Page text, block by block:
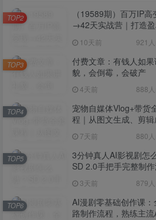
（19589期）百万IP高
→42天实战营｜打造
域转化批量成交积累客
例
10天前 921
TOP2
付费文章：有钱人如
貌，会倒霉，会破产
4天前 888
TOP3
宠物自媒体Vlog+带货
程｜从图文生成、剪辑
7天前 880
TOP4
3分钟真人AI影视剧怎
SD 2.0手把手完整制
无限生成
3天前 879
TOP5
AI漫剧零基础创作课：
路制作流程，熟练主流
TOP6